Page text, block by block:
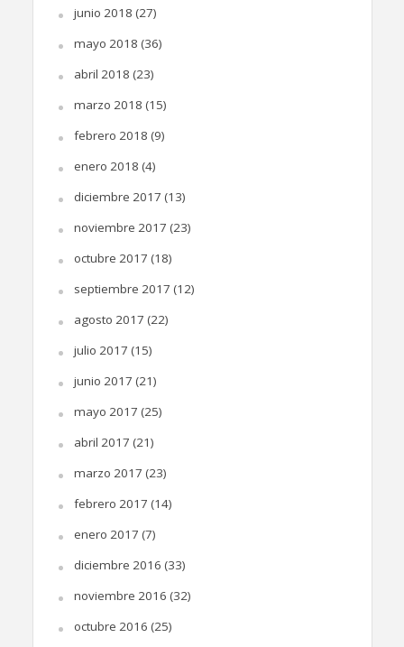
junio 2018 (27)
mayo 2018 (36)
abril 2018 (23)
marzo 2018 (15)
febrero 2018 (9)
enero 2018 (4)
diciembre 2017 (13)
noviembre 2017 (23)
octubre 2017 (18)
septiembre 2017 (12)
agosto 2017 (22)
julio 2017 (15)
junio 2017 (21)
mayo 2017 (25)
abril 2017 (21)
marzo 2017 (23)
febrero 2017 (14)
enero 2017 (7)
diciembre 2016 (33)
noviembre 2016 (32)
octubre 2016 (25)